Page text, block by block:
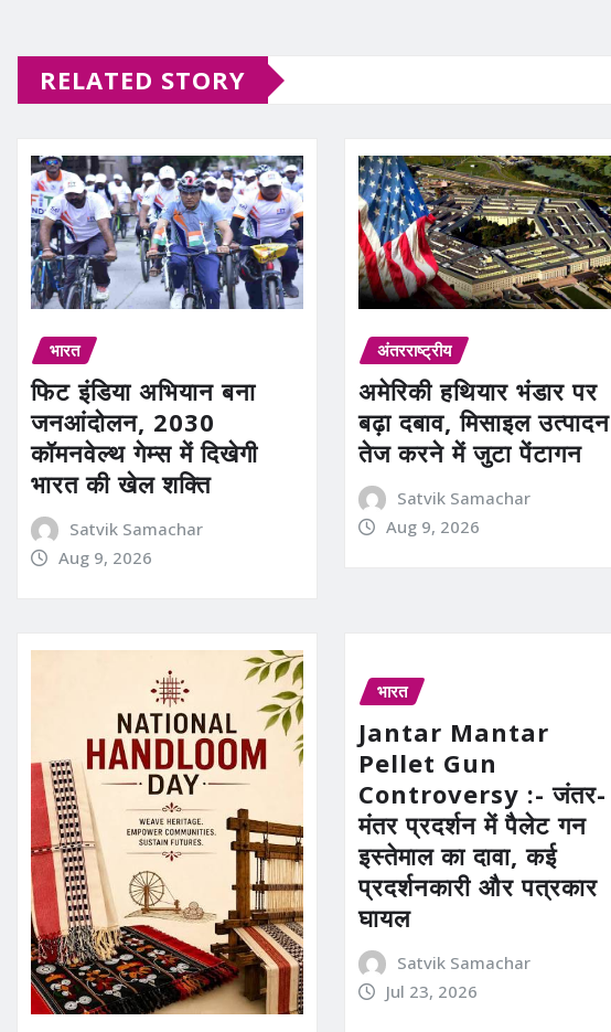
RELATED STORY
भारत
फिट इंडिया अभियान बना
जनआंदोलन, 2030
कॉमनवेल्थ गेम्स में दिखेगी
भारत की खेल शक्ति
Satvik Samachar
Aug 9, 2026
अंतरराष्ट्रीय
अमेरिकी हथियार भंडार पर
बढ़ा दबाव, मिसाइल उत्पादन
तेज करने में जुटा पेंटागन
Satvik Samachar
Aug 9, 2026
भारत
Jantar Mantar
Pellet Gun
Controversy :- जंतर-
मंतर प्रदर्शन में पैलेट गन
इस्तेमाल का दावा, कई
प्रदर्शनकारी और पत्रकार
घायल
Satvik Samachar
Jul 23, 2026